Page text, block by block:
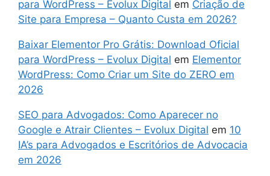
para WordPress – Evolux Digital em Criação de
Site para Empresa – Quanto Custa em 2026?
Baixar Elementor Pro Grátis: Download Oficial
para WordPress – Evolux Digital em Elementor
WordPress: Como Criar um Site do ZERO em
2026
SEO para Advogados: Como Aparecer no
Google e Atrair Clientes – Evolux Digital em 10
IA’s para Advogados e Escritórios de Advocacia
em 2026